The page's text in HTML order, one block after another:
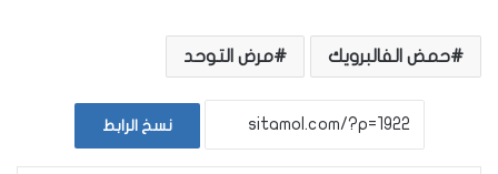
حمض الفالبرويك مرض التوحد
نسخ الرابط